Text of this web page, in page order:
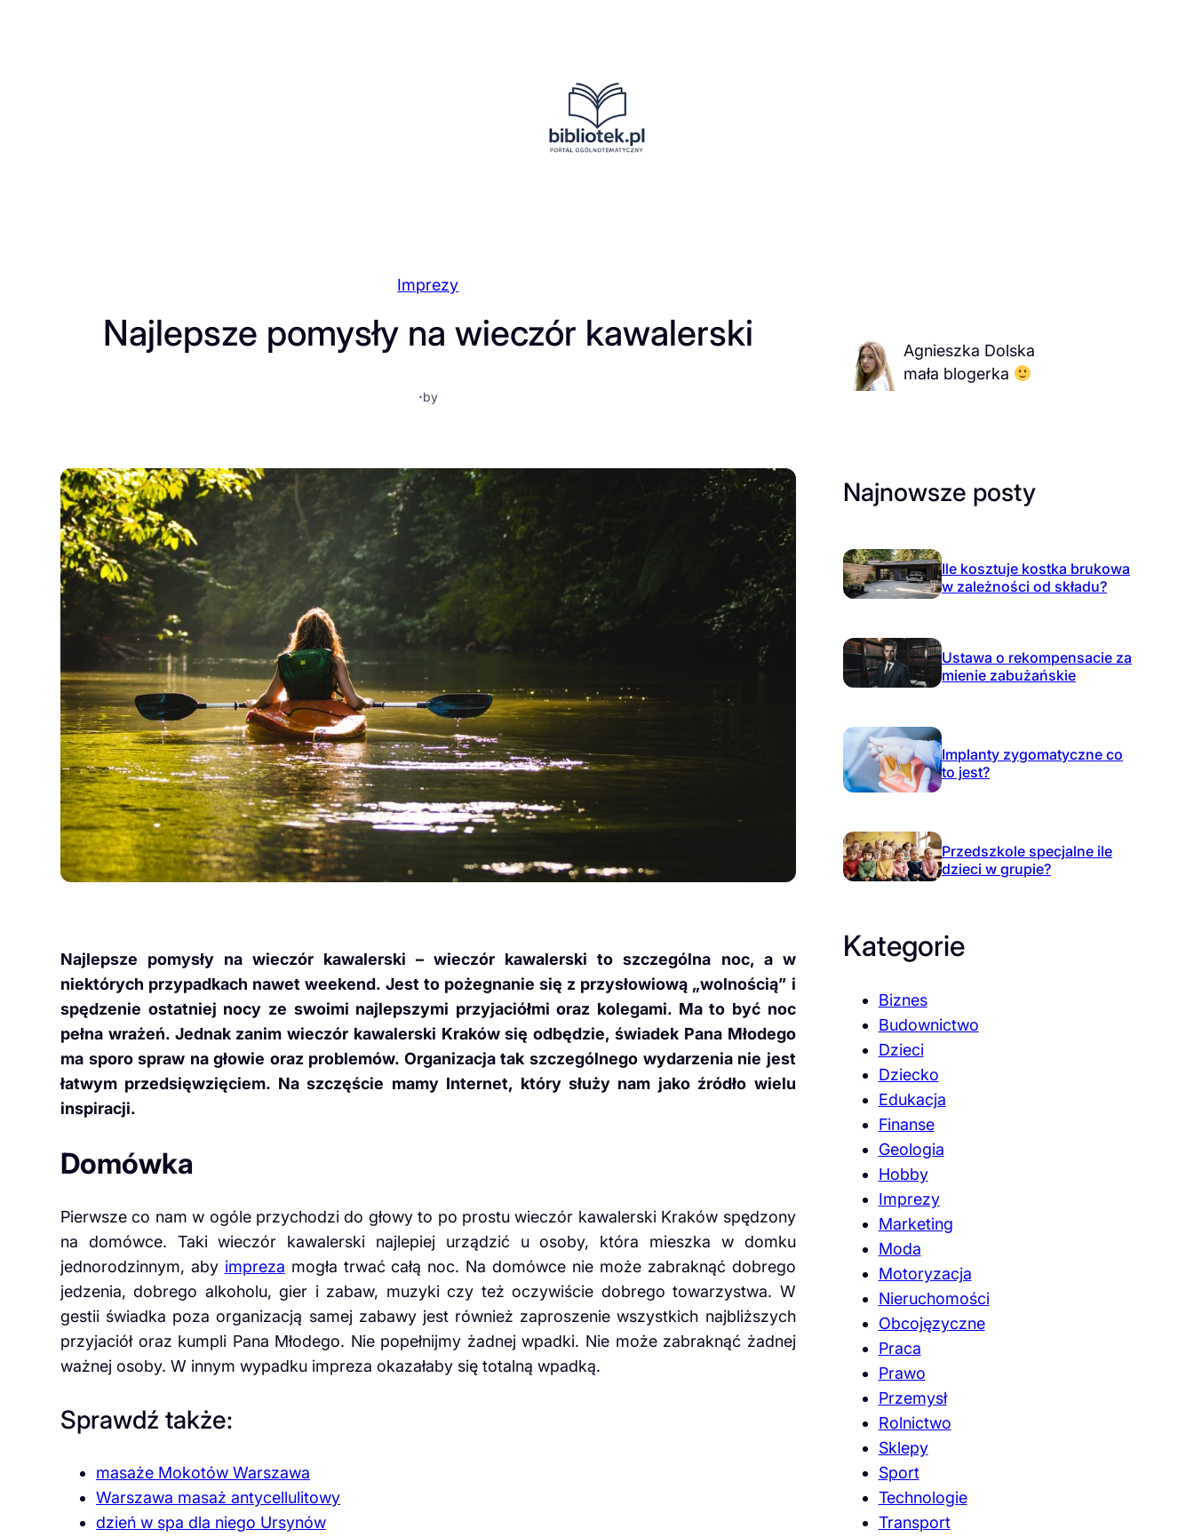
Imprezy
Najlepsze pomysły na wieczór kawalerski
·by
Najlepsze pomysły na wieczór kawalerski – wieczór kawalerski to szczególna noc, a w
niektórych przypadkach nawet weekend. Jest to pożegnanie się z przysłowiową „wolnością” i
spędzenie ostatniej nocy ze swoimi najlepszymi przyjaciółmi oraz kolegami. Ma to być noc
pełna wrażeń. Jednak zanim wieczór kawalerski Kraków się odbędzie, świadek Pana Młodego
ma sporo spraw na głowie oraz problemów. Organizacja tak szczególnego wydarzenia nie jest
łatwym przedsięwzięciem. Na szczęście mamy Internet, który służy nam jako źródło wielu
inspiracji.
Domówka
Pierwsze co nam w ogóle przychodzi do głowy to po prostu wieczór kawalerski Kraków spędzony
na domówce. Taki wieczór kawalerski najlepiej urządzić u osoby, która mieszka w domku
jednorodzinnym, aby impreza mogła trwać całą noc. Na domówce nie może zabraknąć dobrego
jedzenia, dobrego alkoholu, gier i zabaw, muzyki czy też oczywiście dobrego towarzystwa. W
gestii świadka poza organizacją samej zabawy jest również zaproszenie wszystkich najbliższych
przyjaciół oraz kumpli Pana Młodego. Nie popełnijmy żadnej wpadki. Nie może zabraknąć żadnej
ważnej osoby. W innym wypadku impreza okazałaby się totalną wpadką.
Sprawdź także:
masaże Mokotów Warszawa
Warszawa masaż antycellulitowy
dzień w spa dla niego Ursynów
Agnieszka Dolska
mała blogerka
Najnowsze posty
Ile kosztuje kostka brukowa
w zależności od składu?
Ustawa o rekompensacie za
mienie zabużańskie
Implanty zygomatyczne co
to jest?
Przedszkole specjalne ile
dzieci w grupie?
Kategorie
Biznes
Budownictwo
Dzieci
Dziecko
Edukacja
Finanse
Geologia
Hobby
Imprezy
Marketing
Moda
Motoryzacja
Nieruchomości
Obcojęzyczne
Praca
Prawo
Przemysł
Rolnictwo
Sklepy
Sport
Technologie
Transport